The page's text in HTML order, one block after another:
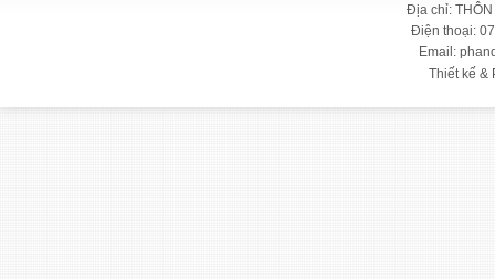
Địa chỉ:
Điện thoại:
Email:
Thiết kế &